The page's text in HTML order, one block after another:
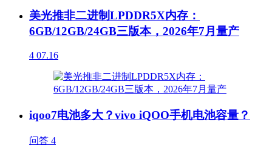
美光推非二进制LPDDR5X内存：
6GB/12GB/24GB三版本，2026年7月量产
4 07.16
iqoo7电池多大？vivo iQOO手机电池容量？
问答 4